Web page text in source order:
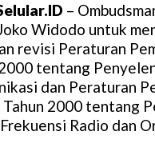
–
Widodo untuk
revisi Peraturan
tentang
dan Peraturan
2000 tentang
Radio dan